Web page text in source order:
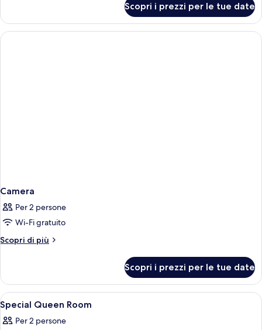
Suite
Scopri i prezzi per le tue date
Camera
Per 2 persone
Wi-Fi gratuito
Scopri di più
Altri
Scopri i prezzi per le tue date
Apri
tutte
le
9
Special Queen Room
Per 2 persone